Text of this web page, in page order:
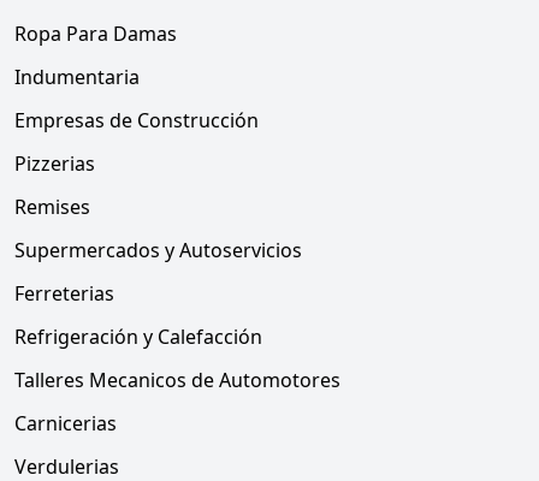
Ropa Para Damas
Indumentaria
Empresas de Construcción
Pizzerias
Remises
Supermercados y Autoservicios
Ferreterias
Refrigeración y Calefacción
Talleres Mecanicos de Automotores
Carnicerias
Verdulerias